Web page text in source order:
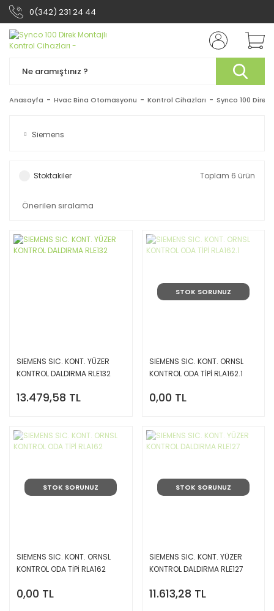
0(342) 231 24 44
Anasayfa Hvac Bina Otomasyonu Kontrol Cihazları Synco 100
Siemens
Stoktakiler Toplam 6 ürün
SIEMENS SIC. KONT. YÜZER
KONTROL DALDIRMA RLE132
13.479,58 TL
STOK SORUNUZ
SIEMENS SIC. KONT. ORNSL
KONTROL ODA TİPİ RLA162.1
0,00 TL
STOK SORUNUZ
SIEMENS SIC. KONT. ORNSL
KONTROL ODA TİPİ RLA162
0,00 TL
STOK SORUNUZ
SIEMENS SIC. KONT. YÜZER
KONTROL DALDIRMA RLE127
11.613,28 TL